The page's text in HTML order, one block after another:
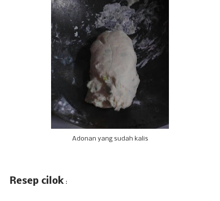
Adonan yang sudah kalis
Resep cilok :